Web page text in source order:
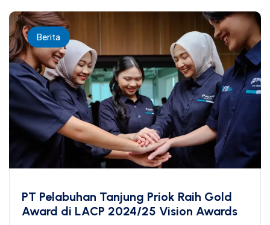
Berita
PT Pelabuhan Tanjung Priok Raih Gold
Award di LACP 2024/25 Vision Awards